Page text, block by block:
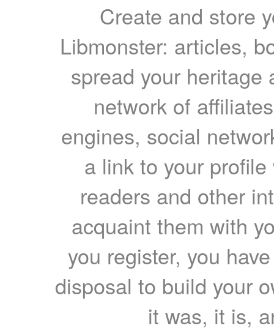
Create and store
Libmonster: articles,
spread your heritage
network of
engines, social
a link to your
readers and other
acquaint them with
you register, you
disposal to build your
it was, it is,